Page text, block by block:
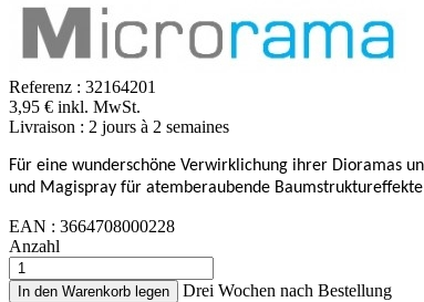
Referenz : 32164201
3,95 € inkl. MwSt.
Livraison : 2 jours à 2 semaines
Für eine wunderschöne Verwirklichung ihrer Dioramas
und Magispray für atemberaubende
EAN : 3664708000228
Anzahl
In den Warenkorb legen
Drei Wochen nach Bestellung